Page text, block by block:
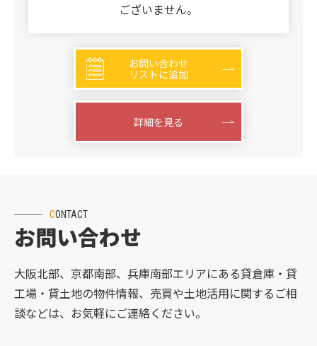
ございません。
お問い合わせ
リストに追加
詳細を見る
CONTACT
お問い合わせ
大阪北部、京都南部、兵庫南部エリアにある貸倉庫・貸
工場・貸土地の物件情報、売買や土地活用に関するご相
談などは、お気軽にご連絡ください。